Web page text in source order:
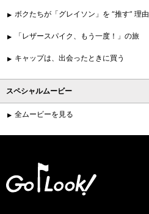
ボクたちが「グレイソン」を “推す” 理由
「レザースパイク、もう一度！」の旅
キャップは、出会ったときに買う
スペシャルムービー
全ムービーを見る